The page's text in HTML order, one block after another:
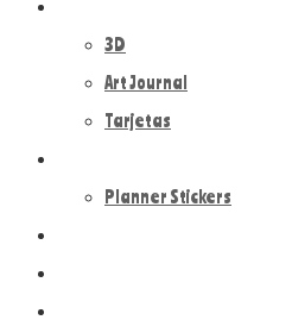
3D
Art Journal
Tarjetas
Planner Stickers